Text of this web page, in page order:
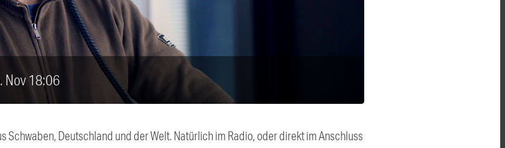
Nov 18:06
Schwaben, Deutschland und der Welt. Natürlich im Radio, oder direkt im Anschluss